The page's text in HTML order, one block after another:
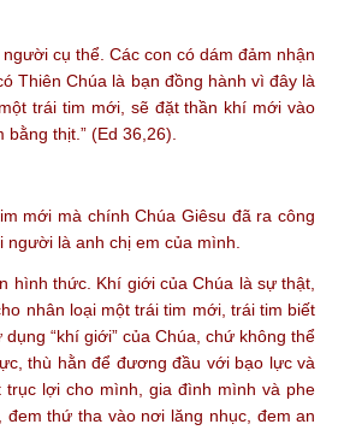
cụ thể. Các con có dám đảm nhận
Thiên Chúa là bạn đồng hành vì đây là
trái tim mới, sẽ đặt thần khí mới vào
thịt.” (Ed 36,26).
mới mà chính Chúa Giêsu đã ra công
là anh chị em của mình.
hình thức. Khí giới của Chúa là sự thật,
nhân loại một trái tim mới, trái tim biết
“khí giới” của Chúa, chứ không thể
thù hằn để đương đầu với bạo lực và
lợi cho mình, gia đình mình và phe
thứ tha vào nơi lăng nhục, đem an